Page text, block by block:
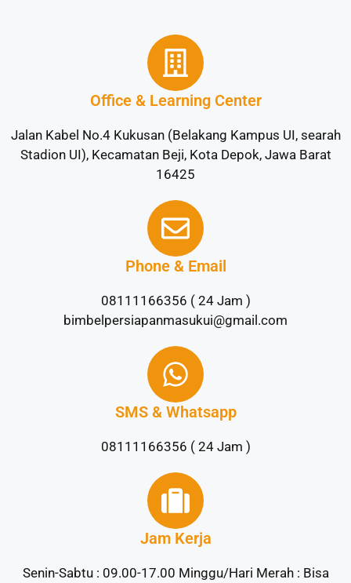
Office & Learning Center
Jalan Kabel No.4 Kukusan (Belakang Kampus UI, searah
Stadion UI), Kecamatan Beji, Kota Depok, Jawa Barat
16425
Phone & Email
08111166356 ( 24 Jam )
bimbelpersiapanmasukui@gmail.com
SMS & Whatsapp
08111166356 ( 24 Jam )
Jam Kerja
Senin-Sabtu : 09.00-17.00 Minggu/Hari Merah : Bisa